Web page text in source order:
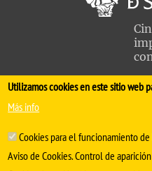
FACULTAD DE
Conserjería:954 55 98 30- Secretaría
Utilizamos cookies en este sitio web
Más info
Cookies para el funcionamiento
Aviso de Cookies. Control de